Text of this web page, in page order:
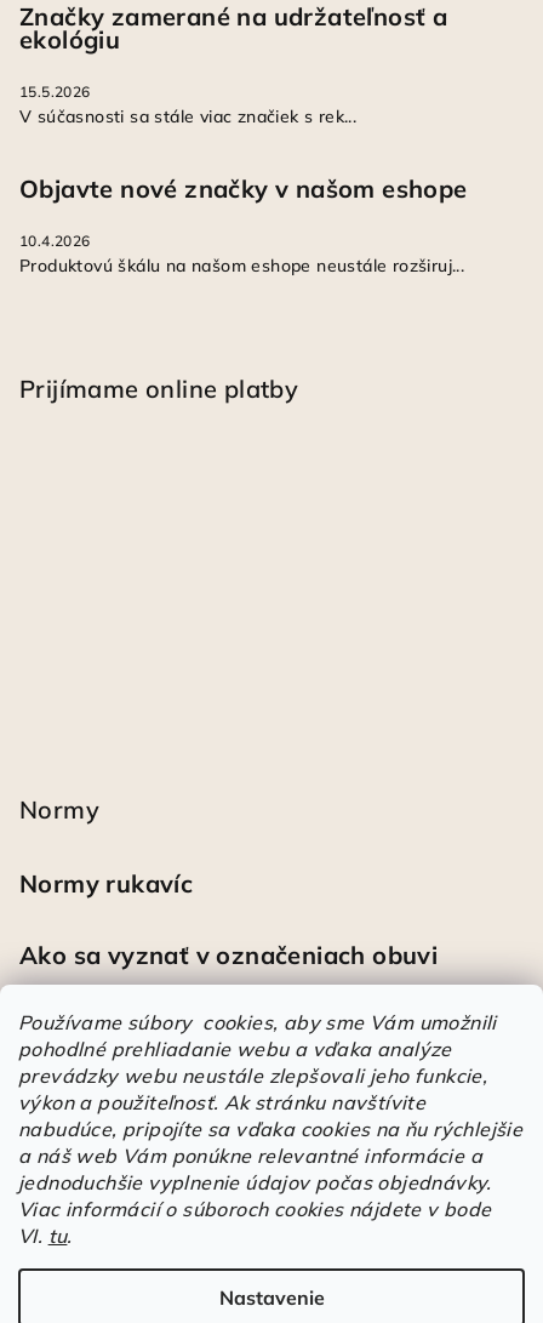
Používame súbory cookies, aby sme Vám umožnili
pohodlné prehliadanie webu a vďaka analýze
prevádzky webu neustále zlepšovali jeho funkcie,
výkon a použiteľnosť. Ak stránku navštívite
nabudúce, pripojíte sa vďaka cookies na ňu rýchlejšie
a náš web Vám ponúkne relevantné informácie a
jednoduchšie vyplnenie údajov počas objednávky.
Viac informácií o súboroch cookies nájdete v bode
VI. tu.
Nastavenie
Značky zamerané na udržateľnosť a
ekológiu
15.5.2026
V súčasnosti sa stále viac značiek s rek...
Objavte nové značky v našom eshope
10.4.2026
Produktovú škálu na našom eshope neustále rozširuj...
Prijímame online platby
Normy
Normy rukavíc
Ako sa vyznať v označeniach obuvi
Heureka
Športové pracovné poltopánky PRESTIGE CLASSIC biele
Hodnotenie produktu je 5 z 5 hviezdičiek.
| Mária
Á
u
Elstrote®. Všetky práva vyhradené.